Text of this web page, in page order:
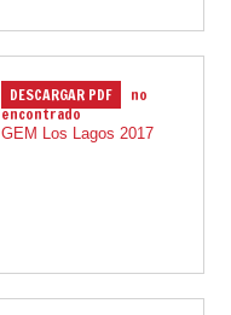
29.01.2019
DESCARGAR PDF
no
encontrado
GEM Los Lagos 2017